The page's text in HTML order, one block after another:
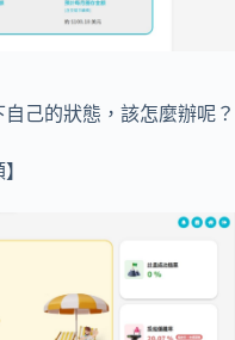
己的狀態，該怎麼辦呢？